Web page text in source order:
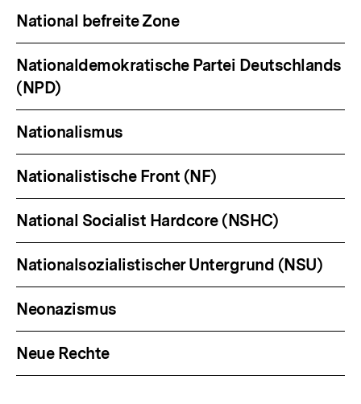
National befreite Zone
Nationaldemokratische Partei Deutschlands
(NPD)
Nationalismus
Nationalistische Front (NF)
National Socialist Hardcore (NSHC)
Nationalsozialistischer Untergrund (NSU)
Neonazismus
Neue Rechte